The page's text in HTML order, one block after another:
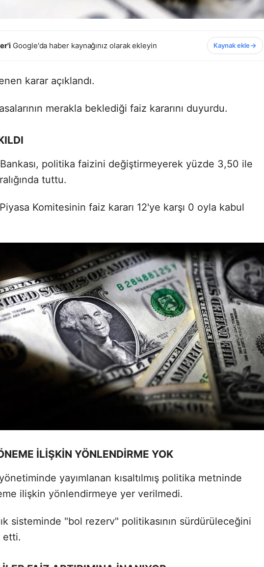
Google'da haber kaynağınız olarak ekleyin Kaynak ekle
karar açıklandı.
merakla beklediği faiz kararını duyurdu.
politika faizini değiştirmeyerek yüzde 3,50 ile
tuttu.
Komitesinin faiz kararı 12'ye karşı 0 oyla kabul
İLİŞKİN YÖNLENDİRME YOK
yayımlanan kısaltılmış politika metninde
ilişkin yönlendirmeye yer verilmedi.
sisteminde "bol rezerv" politikasının sürdürüleceğini
etti.